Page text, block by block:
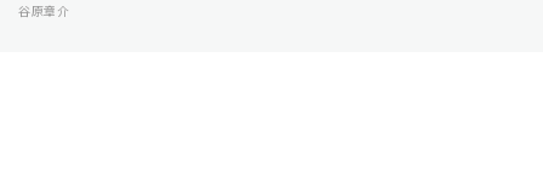
谷原章介